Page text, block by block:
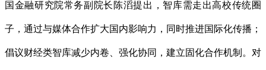
国金融研究院常务副院长陈滔提出，智库需走出高校传统圈
子，通过与媒体合作扩大国内影响力，同时推进国际化传播；
倡议财经类智库减少内卷、强化协同，建立固化合作机制。对